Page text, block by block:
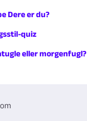
Dere er du?
quiz
eller morgenfugl?